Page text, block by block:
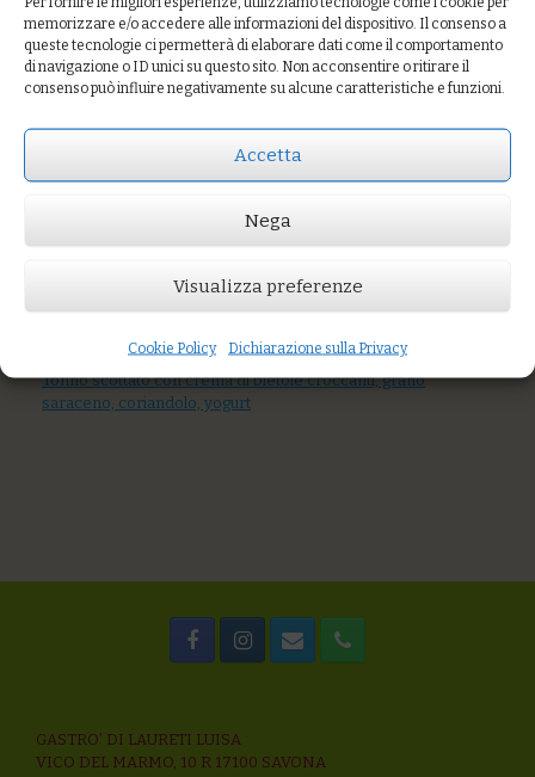
memorizzare e/o accedere alle informazioni del dispositivo. Il consenso a
queste tecnologie ci permetterà di elaborare dati come il comportamento
di navigazione o ID unici su questo sito. Non acconsentire o ritirare il
consenso può influire negativamente su alcune caratteristiche e funzioni.
Accetta
Nega
Visualizza preferenze
Cookie Policy Dichiarazione sulla Privacy
Pesce spada scottato con pomodori datterino (giallo, rosso,
Salmone selvaggio affettato a mano
Tonno scottato con crema di bietole croccanti, grano
saraceno, coriandolo, yogurt
affettato a mano
Medaglione di ceci
al sugo di
melanzane
GASTRO’ DI LAURETI LUISA
VICO DEL MARMO, 10 R 17100 SAVONA